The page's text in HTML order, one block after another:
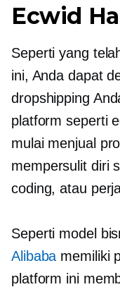
Ecwid
Seperti yang
ini, Anda dapat
dropshipping
platform seperti
mulai menjual
mempersulit diri
coding, atau
Seperti model
Alibaba memiliki
platform ini